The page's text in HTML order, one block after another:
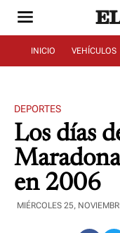
INICIO VEHÍCULOS
DEPORTES
Los días
en 2006
MIÉRCOLES 25,